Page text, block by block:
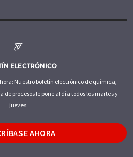
ELECTRÓNICO
Nuestro boletín electrónico de química,
procesos le pone al día todos los martes y
jueves.
AHORA